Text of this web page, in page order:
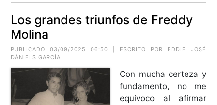
Los grandes triunfos de Freddy
Molina
PUBLICADO 03/09/2025 06:50 | ESCRITO POR EDDIE JOSÉ
DÁNIELS GARCÍA
Con mucha certeza y
fundamento, no me
equivoco al afirmar